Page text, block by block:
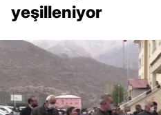
yeşilleniyor